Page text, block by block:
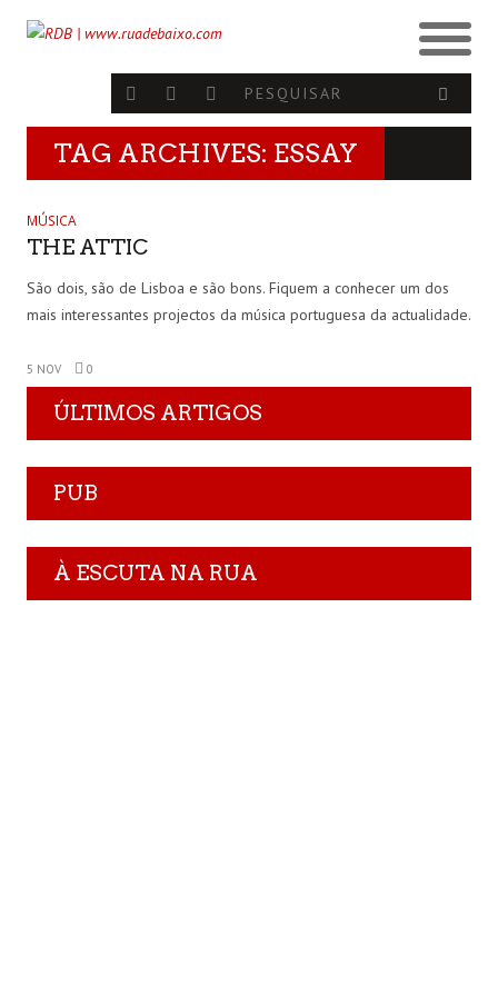
TAG ARCHIVES: ESSAY
MÚSICA
THE ATTIC
São dois, são de Lisboa e são bons. Fiquem a conhecer um dos
mais interessantes projectos da música portuguesa da actualidade.
5 NOV 0
ÚLTIMOS ARTIGOS
PUB
À ESCUTA NA RUA